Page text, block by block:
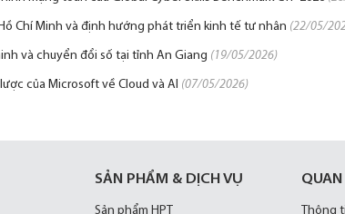
Chí Minh và định hướng phát triển kinh tế tư nhân (22/05/
và chuyển đổi số tại tỉnh An Giang (19/05/2026)
của Microsoft về Cloud và AI (07/05/2026)
SẢN PHẨM & DỊCH VỤ
Sản phẩm HPT Thông